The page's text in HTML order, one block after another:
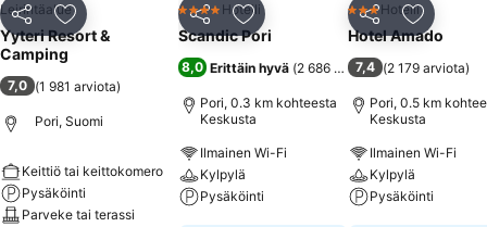
Jaa Lisää suosikkeihin
Leirintäalue
Yyteri Resort &
Camping
7,0 (1 981 arviota)
Pori, Suomi
Keittiö tai keittokomero
Pysäköinti
Parveke tai terassi
Jaa Lisää suosikkeihin
4 Tähtiluokitus
Hotelli
Scandic Pori
8,0 Erittäin hyvä (2 686 arviota )
Pori, 0.3 km kohteesta
Keskusta
Ilmainen Wi-Fi
Kylpylä
Pysäköinti
Jaa Lisää
3 Tähtiluokitus
Hotelli
Hotel Amado
7,4 (2 179 arviota)
Pori, 0.5 km
Keskusta
Ilmainen Wi-Fi
Kylpylä
Pysäköinti